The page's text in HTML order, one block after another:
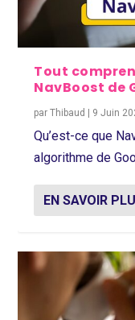
Tout
NavBoost de
parThibaud 9 Juin
Qu’est-ce que
algorithme de
EN SAVOIR